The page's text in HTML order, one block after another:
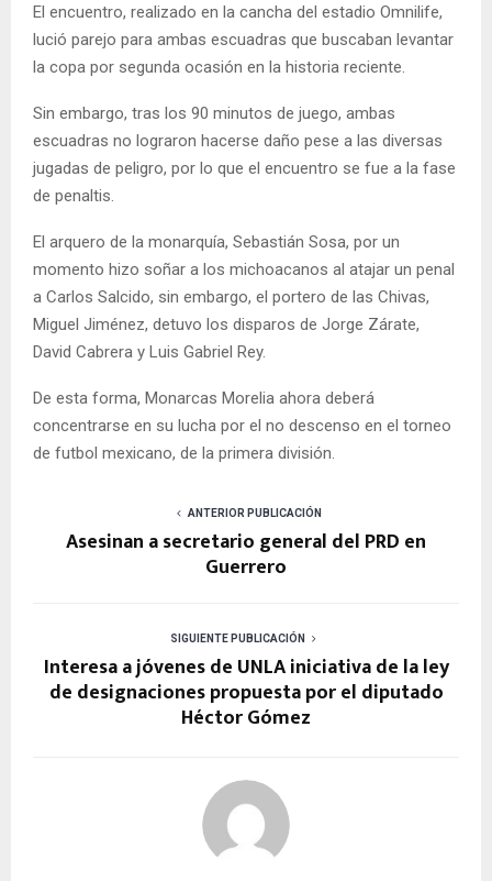
El encuentro, realizado en la cancha del estadio Omnilife,
lució parejo para ambas escuadras que buscaban levantar
la copa por segunda ocasión en la historia reciente.
Sin embargo, tras los 90 minutos de juego, ambas
escuadras no lograron hacerse daño pese a las diversas
jugadas de peligro, por lo que el encuentro se fue a la fase
de penaltis.
El arquero de la monarquía, Sebastián Sosa, por un
momento hizo soñar a los michoacanos al atajar un penal
a Carlos Salcido, sin embargo, el portero de las Chivas,
Miguel Jiménez, detuvo los disparos de Jorge Zárate,
David Cabrera y Luis Gabriel Rey.
De esta forma, Monarcas Morelia ahora deberá
concentrarse en su lucha por el no descenso en el torneo
de futbol mexicano, de la primera división.
ANTERIOR PUBLICACIÓN
Asesinan a secretario general del PRD en
Guerrero
SIGUIENTE PUBLICACIÓN
Interesa a jóvenes de UNLA iniciativa de la ley
de designaciones propuesta por el diputado
Héctor Gómez